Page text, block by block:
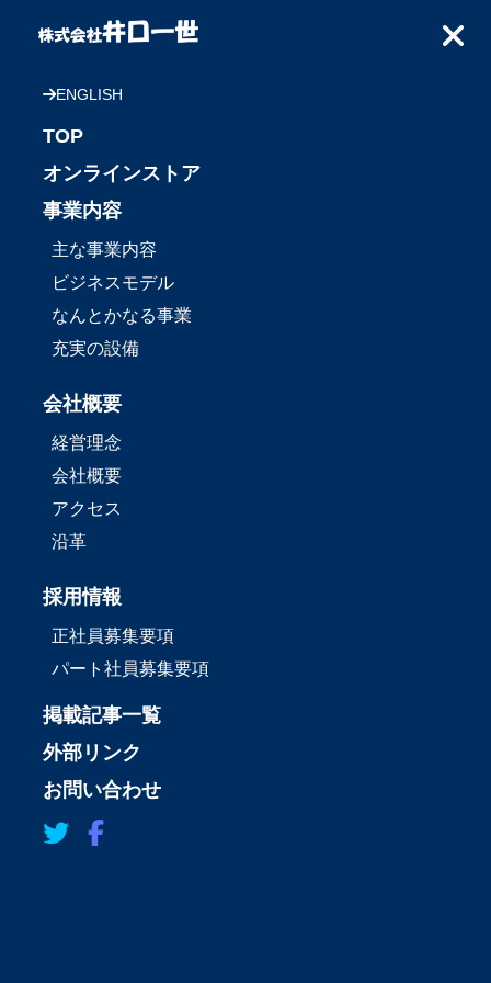
ENGLISH
TOP
オンラインストア
事業内容
主な事業内容
ビジネスモデル
なんとかなる事業
充実の設備
会社概要
経営理念
会社概要
アクセス
沿革
採用情報
正社員募集要項
パート社員募集要項
掲載記事一覧
外部リンク
お問い合わせ